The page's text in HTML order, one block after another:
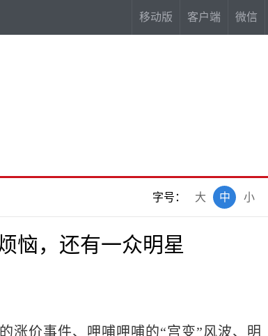
移动版 客户端 微信
字号： 小
中
大
恼，还有一众明星
涨价事件、呷哺呷哺的“宫变”风波、明